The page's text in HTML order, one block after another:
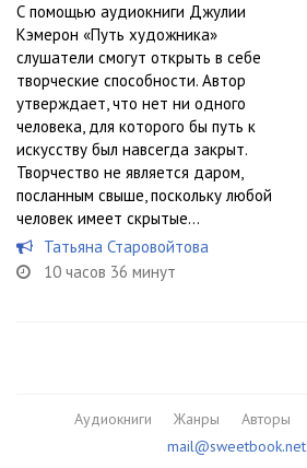
С помощью аудиокниги Джулии
Кэмерон «Путь художника»
слушатели смогут открыть в себе
творческие способности. Автор
утверждает, что нет ни одного
человека, для которого бы путь к
искусству был навсегда закрыт.
Творчество не является даром,
посланным свыше, поскольку любой
человек имеет скрытые...
Татьяна Старовойтова
10 часов 36 минут
Аудиокниги Жанры Авторы
mail@sweetbook.net